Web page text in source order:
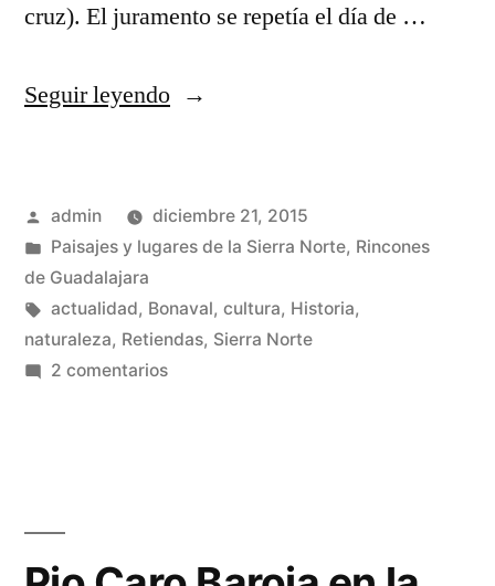
cruz). El juramento se repetía el día de …
Seguir leyendo«Rasgos
la
Norte»
Publicado
por
admin
diciembre 21, 2015
Publicado
en
Paisajes y lugares de la Sierra Norte, Rincones
de Guadalajara
Etiquetas:
actualidad, Bonaval, cultura, Historia,
naturaleza, Retiendas, Sierra Norte
2 comentariosen